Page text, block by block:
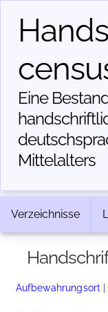
Eine
Mittelalters
Verzeichnisse
Aufbewahrungsort |